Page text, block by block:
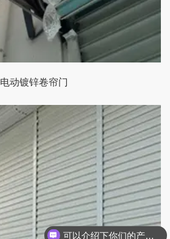
电动镀锌卷帘门
可以介绍下你们的产品么